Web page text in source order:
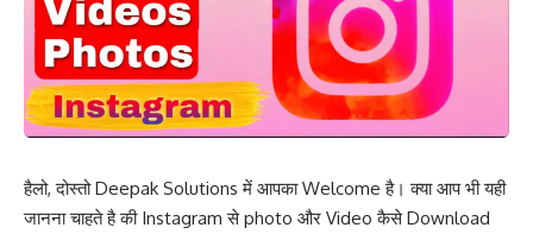
हैलो, दोस्तो Deepak Solutions में आपका Welcome है। क्या आप भी यही
जानना चाहते है की Instagram से photo और Video कैसे Download